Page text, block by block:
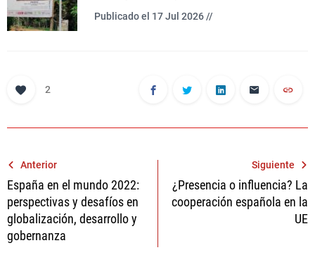
Publicado el 17 Jul 2026 //
2
Navegación
de
entradas
Anterior
España en el mundo 2022:
perspectivas y desafíos en
globalización, desarrollo y
gobernanza
Siguiente
¿Presencia o influencia? La
cooperación española en la
UE